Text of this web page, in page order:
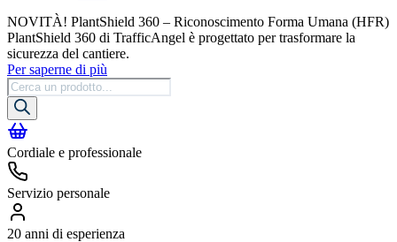
NOVITÀ! PlantShield 360 – Riconoscimento Forma Umana (HFR)
PlantShield 360 di TrafficAngel è progettato per trasformare la
sicurezza del cantiere.
Per saperne di più
Ricerca
prodotti
Cordiale e professionale
Servizio personale
20 anni di esperienza